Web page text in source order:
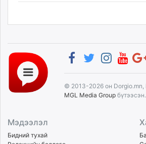
© 2013-2026 он Dorgio.mn,
MGL Media Group бүтээсэн.
Мэдээлэл
Бидний тухай